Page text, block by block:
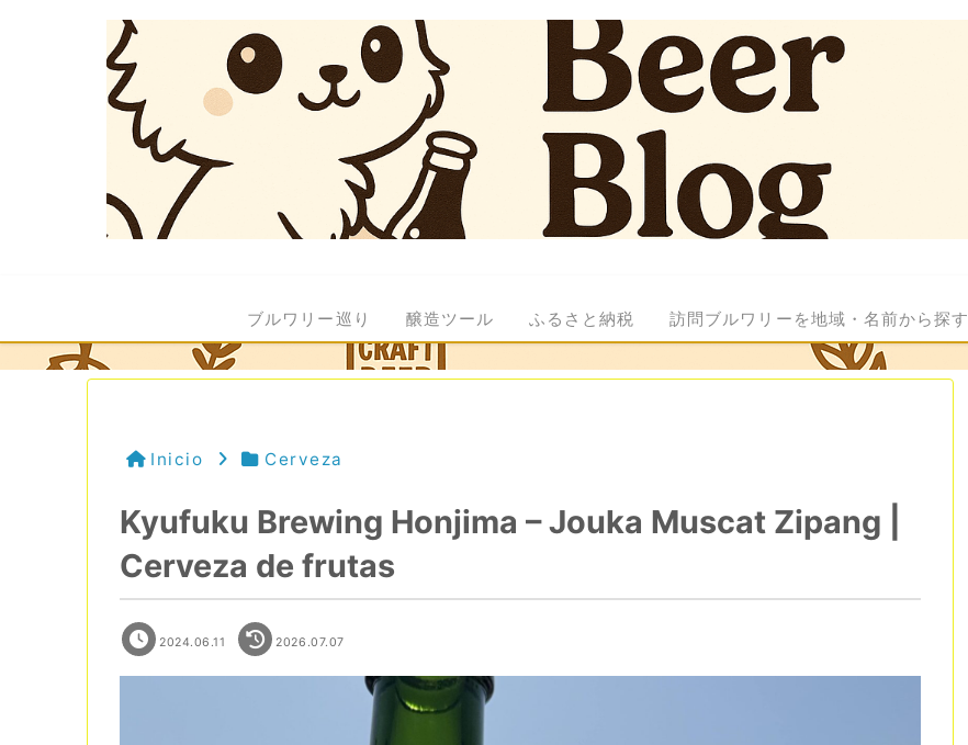
ブルワリー巡り 醸造ツール ふるさと納税 訪問ブルワリーを地域・名前から探す
Inicio Cerveza
Kyufuku Brewing Honjima – Jouka Muscat Zipang |
Cerveza de frutas
2024.06.11 2026.07.07